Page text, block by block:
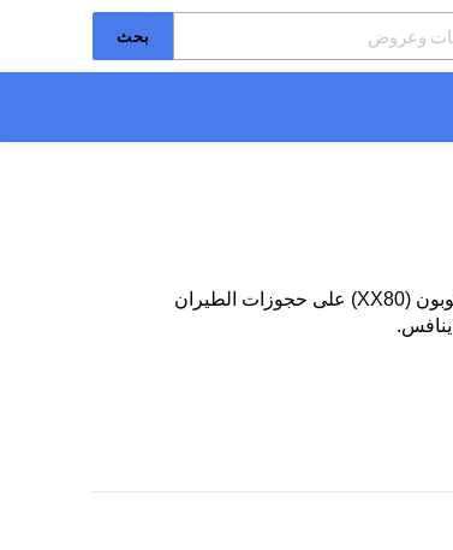
بحث
(XX80)
على حجوزات الطيران